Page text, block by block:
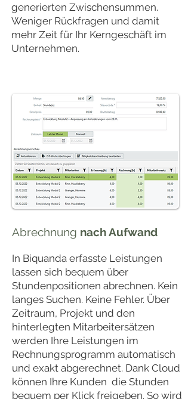
generierten Zwischensummen.
Weniger Rückfragen und damit
mehr Zeit für Ihr Kerngeschäft im
Unternehmen.
Abrechnung nach Aufwand
In Biquanda erfasste Leistungen
lassen sich bequem über
Stundenpositionen abrechnen. Kein
langes Suchen. Keine Fehler. Über
Zeitraum, Projekt und den
hinterlegten Mitarbeitersätzen
werden Ihre Leistungen im
Rechnungsprogramm automatisch
und exakt abgerechnet. Dank Cloud
können Ihre Kunden die Stunden
bequem per Klick freigeben. So wird